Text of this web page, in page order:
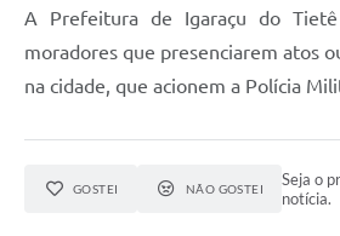
A Prefeitura de Igaraçu do
moradores que presenciarem atos
na cidade, que acionem a Polícia
GOSTEI NÃO GOSTEI
Seja o
notícia.